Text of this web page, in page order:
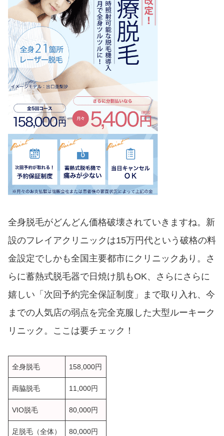
全身脱毛がどんどん価格破壊されていきますね。新
設のフレイアクリニックは15万円代という破格の料
金設定でしかも全国主要都市にクリニックあり。さ
らに蓄熱式脱毛器で日焼け肌もOK、さらにさらに
嬉しい「次回予約完全保証制度」まで取り入れ、今
までの人気店の弱点を完全克服した大型ルーキーク
リニック。ここは要チェック！
全身脱毛 158,000円
両脇脱毛 11,000円
VIO脱毛 80,000円
足脱毛（全体） 80,000円